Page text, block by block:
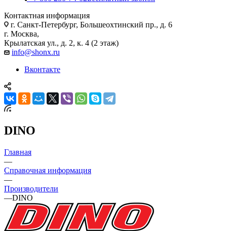
Контактная информация
г. Санкт-Петербург, Большеохтинский пр., д. 6
г. Москва,
Крылатская ул., д. 2, к. 4 (2 этаж)
info@shonx.ru
Вконтакте
DINO
Главная
—
Справочная информация
—
Производители
—DINO